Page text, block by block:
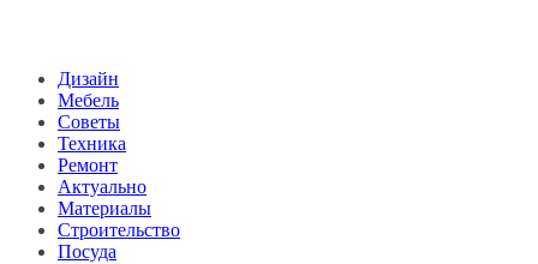
Дизайн
Мебель
Советы
Техника
Ремонт
Актуально
Материалы
Строительство
Посуда